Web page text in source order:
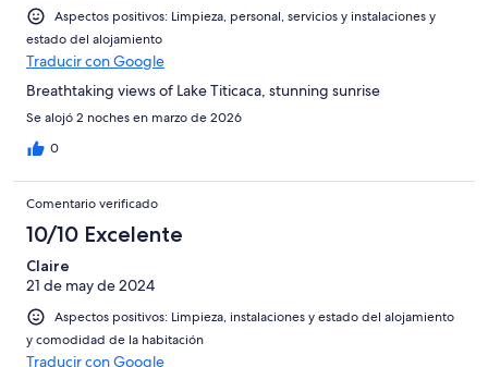
Mediocre
Horrible
Aspectos positivos: Limpieza, personal, servicios y instalaciones y
estado del alojamiento
Traducir con Google
Breathtaking views of Lake Titicaca, stunning sunrise
Se alojó 2 noches en marzo de 2026
0
Comentario verificado
10/10 Excelente
Claire
21 de may de 2024
Aspectos positivos: Limpieza, instalaciones y estado del alojamiento
y comodidad de la habitación
Traducir con Google